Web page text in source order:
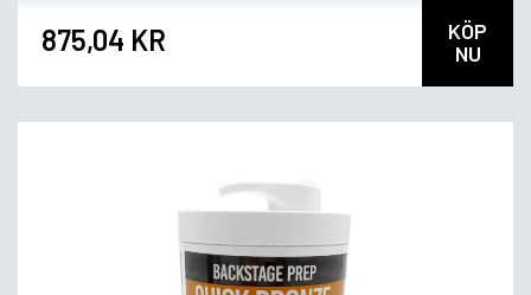
875,04 KR
KÖP
NU